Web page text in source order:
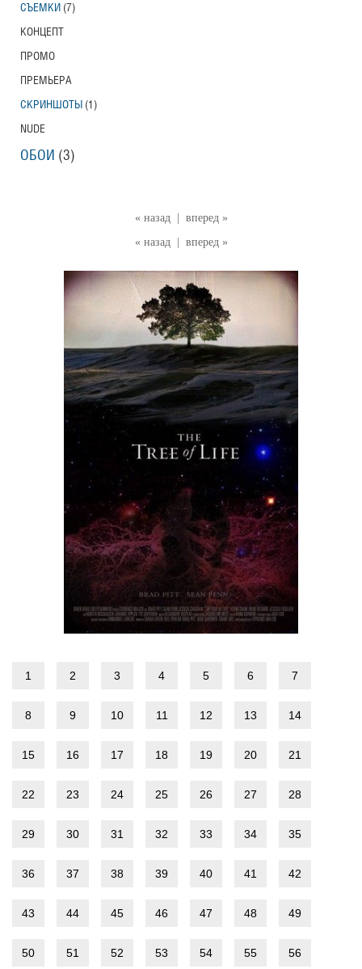
« назад
вперед »
« назад
вперед »
1 2 3 4 5 6 7
8 9 10 11 12 13 14
15 16 17 18 19 20 21
22 23 24 25 26 27 28
29 30 31 32 33 34 35
36 37 38 39 40 41 42
43 44 45 46 47 48 49
50 51 52 53 54 55 56
СЪЕМКИ (7)
КОНЦЕПТ
ПРОМО
ПРЕМЬЕРА
СКРИНШОТЫ (1)
NUDE
ОБОИ (3)